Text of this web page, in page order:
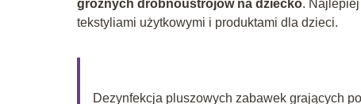
groźnych drobnoustrojów na dziecko.
tekstyliami użytkowymi i produktami dla dzieci.
Dezynfekcja pluszowych zabawek grających